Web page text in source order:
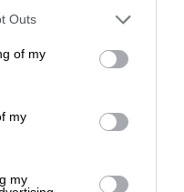
Outs
of my
my
my
ANNA